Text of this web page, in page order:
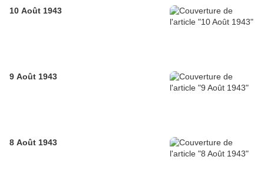
10 Août 1943
9 Août 1943
8 Août 1943